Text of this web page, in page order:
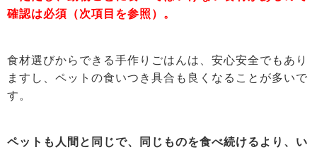
確認は必須（次項目を参照）。
食材選びからできる手作りごはんは、安心安全でもあり
ますし、ペットの食いつき具合も良くなることが多いで
す。
ペットも人間と同じで、同じものを食べ続けるより、い